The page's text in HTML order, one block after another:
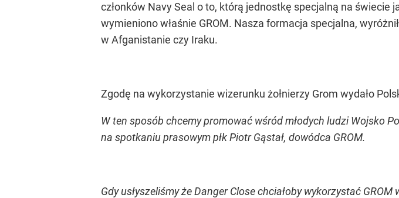
członków Navy Seal o to, którą jednostkę specjalną na
wymieniono właśnie GROM. Nasza formacja specjalna,
w Afganistanie czy Iraku.
Zgodę na wykorzystanie wizerunku żołnierzy Grom wydało
W ten sposób chcemy promować wśród młodych ludzi Wojsko
na spotkaniu prasowym płk Piotr Gąstał, dowódca GROM.
Gdy usłyszeliśmy że Danger Close chciałoby wykorzystać